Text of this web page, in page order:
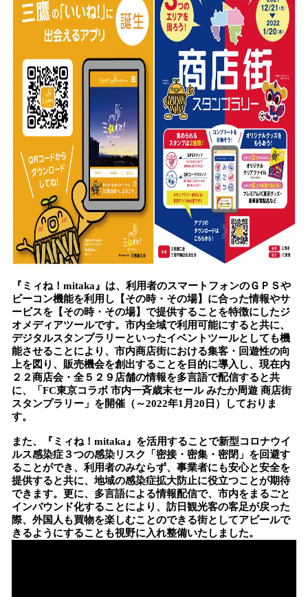
す
『ミィね！mitaka』は、利用者のスマートフォンのＧＰＳや
ビーコン機能を利用し【その時・その場】に合った情報やサ
ービスを【その時・その場】で提供することを特徴にしたジ
オメディアツールです。市内全域で利用可能にすると共に、
デジタルスタンプラリーといったイベントツールとしても機
能させることにより、市内商店街における集客・回遊性の向
上を図り、販売機会を創出することを目的に導入し、現在内
２２商店会・全５２９店舗の情報を多言語で配信すると共
に、「FC東京コラボ 市内一斉歳末セール みたか周遊 商店街
スタンプラリー」を開催（～2022年1月20日）しておりま
す。
また、『ミィね！mitaka』を活用することで新型コロナウイ
ルス感染症３つの感染リスク「密接・密集・密閉」を回避す
ることができ、利用者のみならず、事業者にも安心と安全を
提供すると共に、地域の感染症拡大防止に役立つことが期待
できます。更に、多言語による情報配信で、市内をまるごと
インバウンド化することにより、訪日観光客の客足が戻った
際、外国人も買物を楽しむことのできる街としてアピールで
きるようにすることも視野に入れ整備いたしました。